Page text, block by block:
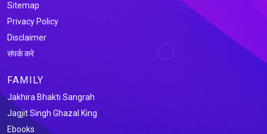
Sitemap
Privacy Policy
Disclaimer
संपर्क करे
FAMILY
Jakhira Bhakti Sangrah
Jagjit Singh Ghazal King
Ebooks